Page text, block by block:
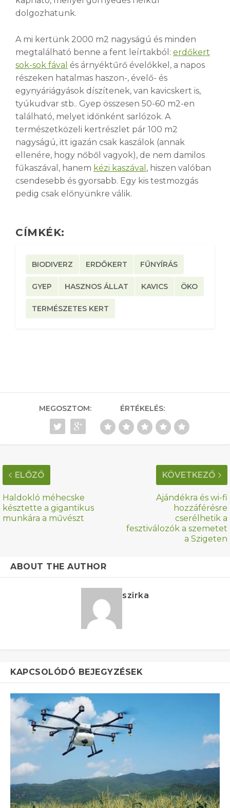
dolgozhatunk.
A mi kertünk 2000 m2 nagyságú és minden
megtalálható benne a fent leírtakból: erdőkert
sok-sok fával és árnyéktűrő évelőkkel, a napos
részeken hatalmas haszon-, évelő- és
egynyáriágyások díszítenek, van kavicskert is,
tyúkudvar stb.. Gyep összesen 50-60 m2-en
található, melyet időnként sarlózok. A
természetközeli kertrészlet pár 100 m2
nagyságú, itt igazán csak kaszálok (annak
ellenére, hogy nőből vagyok), de nem damilos
fűkaszával, hanem kézi kaszával , hiszen valóban
csendesebb és gyorsabb. Egy kis testmozgás
pedig csak előnyünkre válik.
CÍMKÉK:
BIODIVERZ ERDŐKERT FŰNYÍRÁS
GYEP HASZNOS ÁLLAT KAVICS ÖKO
TERMÉSZETES KERT
MEGOSZTOM: ÉRTÉKELÉS:
ELŐZŐ
Haldokló méhecske
késztette a gigantikus
munkára a művészt
KÖVETKEZŐ
Ajándékra és wi-fi
hozzáférésre
cserélhetik a
fesztiválozók a szemetet
a Szigeten
ABOUT THE AUTHOR
szirka
KAPCSOLÓDÓ BEJEGYZÉSEK